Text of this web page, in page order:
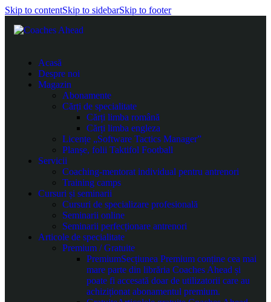
Skip to contentSkip to sidebarSkip to footer
Acasă
Despre noi
Magazin
Abonamente
Cărți de specialitate
Cărți limba română
Cărți limba engleza
Licențe „Software Tactics Manager”
Planșe, folii Taktifol Football
Servicii
Coaching-mentorat individual pentru antrenori
Training camps
Cursuri și seminarii
Cursuri de specializare profesională
Seminarii online
Seminarii perfecționare antrenori
Articole de specialitate
Premium / Gratuite
PremiumSecțiunea Premium conține cea mai
mare parte din librăria Coaches Ahead și
poate fi accesată doar de utilizatorii care au
achiziționat abonamentul premium.